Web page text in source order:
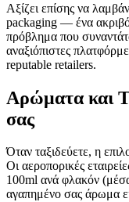
Αξίζει επίσης να
packaging — ένα
πρόβλημα που
αναξιόπιστες
reputable retailers.
Αρώματα και
σας
Όταν ταξιδεύετε, η
Οι αεροπορικές
100ml ανά φλακόν
αγαπημένο σας άρωμα